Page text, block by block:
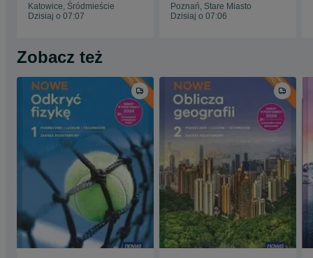
Katowice, Śródmieście
Dzisiaj o 07:07
Poznań, Stare Miasto
Dzisiaj o 07:06
Zobacz też